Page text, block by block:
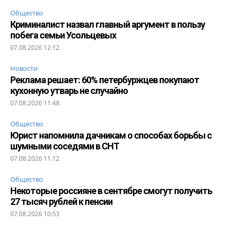
Общество
Криминалист назвал главный аргумент в пользу
побега семьи Усольцевых
07.08.2026 12:12
Новости
Реклама решает: 60% петербуржцев покупают
кухонную утварь не случайно
07.08.2026 11:48
Общество
Юрист напомнила дачникам о способах борьбы с
шумными соседями в СНТ
07.08.2026 11:12
Общество
Некоторые россияне в сентябре смогут получить
27 тысяч рублей к пенсии
07.08.2026 10:53